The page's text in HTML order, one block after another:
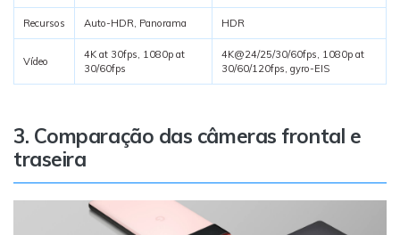
Recursos Auto-HDR, Panorama HDR
Vídeo
4K at 30fps, 1080p at
30/60fps
4K@24/25/30/60fps, 1080p at
30/60/120fps, gyro-EIS
3. Comparação das câmeras frontal e
traseira